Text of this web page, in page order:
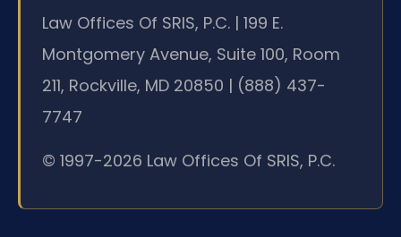
Law Offices Of SRIS, P.C. | 199 E.
Montgomery Avenue, Suite 100, Room
211, Rockville, MD 20850 | (888) 437-
7747
© 1997-2026 Law Offices Of SRIS, P.C.